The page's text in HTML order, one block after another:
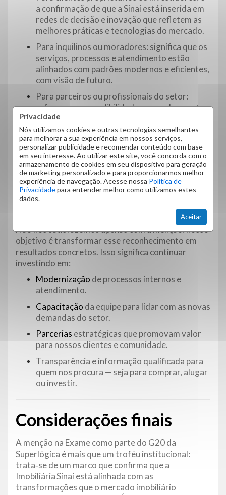
Privacidade
Nós utilizamos cookies e outras tecnologias semelhantes
para melhorar a sua experiência em nossos serviços,
personalizar publicidade e recomendar conteúdo com base
em seu interesse. Ao utilizar este site, você concorda com o
armazenamento de cookies em seu dispositivo para geração
de marketing personalizado e para proporcionarmos melhor
experiência de navegação. Acesse nossa Política de
Privacidadepara entender melhor como utilizamos estes
dados.
Aceitar
a confirmação de que a Sinai está inserida em
redes de decisão e inovação que refletem as
melhores práticas e tecnologias do mercado.
Para inquilinos ou moradores: significa que os
serviços, processos e atendimento estão
alinhados com padrões modernos e eficientes,
com visão de futuro.
Para parceiros ou profissionais do setor:
reforça nossa credibilidade, o que abre portas
para colaborações que beneficiem todas as
partes.
Nosso compromisso a
partir desse
reconhecimento
Não nos satisfazemos apenas com a menção: nosso
objetivo é transformar esse reconhecimento em
resultados concretos. Isso significa continuar
investindo em:
Modernização de processos internos e
atendimento.
Capacitação da equipe para lidar com as novas
demandas do setor.
Parcerias estratégicas que promovam valor
para nossos clientes e comunidade.
Transparência e informação qualificada para
quem nos procura — seja para comprar, alugar
ou investir.
Considerações finais
A menção na Exame como parte do G20 da
Superlógica é mais que um troféu institucional:
trata‑se de um marco que confirma que a
Imobiliária Sinai está alinhada com as
transformações que o mercado imobiliário